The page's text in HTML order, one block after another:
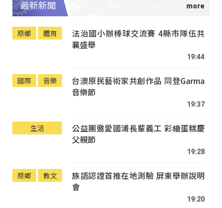
最新新聞
原鄉 體育
法治國小辦棒球交流賽 4縣市隊伍共
襄盛舉
19:44
國際 音樂
台澳原民藝術家共創作品 同登Garma
音樂節
19:37
生活
公益團邀愛國浦長輩義工 彩繪蛋糕慶
父親節
19:28
原鄉 教文
族語認證首推在地測驗 屏東舉辦說明
會
19:20